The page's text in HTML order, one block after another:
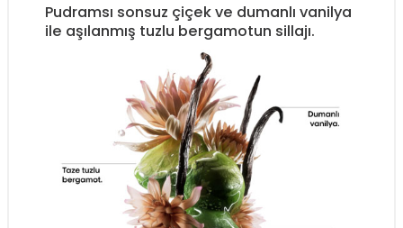
Pudramsı sonsuz çiçek ve dumanlı vanilya
ile aşılanmış tuzlu bergamotun sillajı.